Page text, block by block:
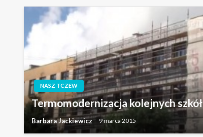
NASZ TCZEW
Termomodernizacja kolejnych szkół
Barbara Jackiewicz 9 marca 2015